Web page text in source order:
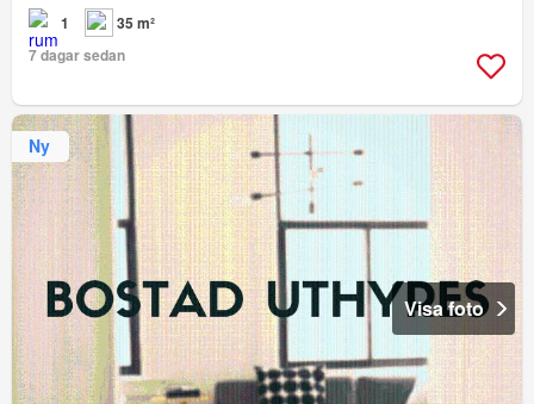
1
35 m²
7 dagar sedan
Ny
Visa foto